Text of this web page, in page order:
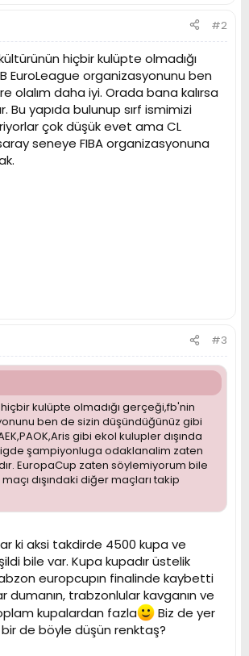
#2
hiçbir kulüpte olmadığı
EuroLeague organizasyonunu ben
olalım daha iyi. Orada bana kalırsa
Bu yapıda bulunup sırf ismimizi
çok düşük evet ama CL
seneye FIBA organizasyonuna
#3
kulüpte olmadığı gerçeği,fb'nin
ben de sizin düşündüğünüz gibi
gibi ekol kulupler dışında
şampiyonluga odaklanalim zaten
EuropaCup zaten söylemiyorum bile
dışındaki diğer maçları takip
ki aksi takdirde 4500 kupa ve
bile var. Kupa kupadır üstelik
europcupın finalinde kaybetti
dumanın, trabzonlular kavganın ve
kupalardan fazla
Biz de yer
de böyle düşün renktaş?